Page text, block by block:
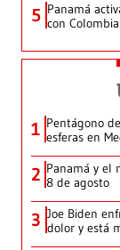
5 Panamá
con Colombia
1 Pentágono
esferas en
2 Panamá y el
8 de agosto
3 Joe Biden
dolor y está